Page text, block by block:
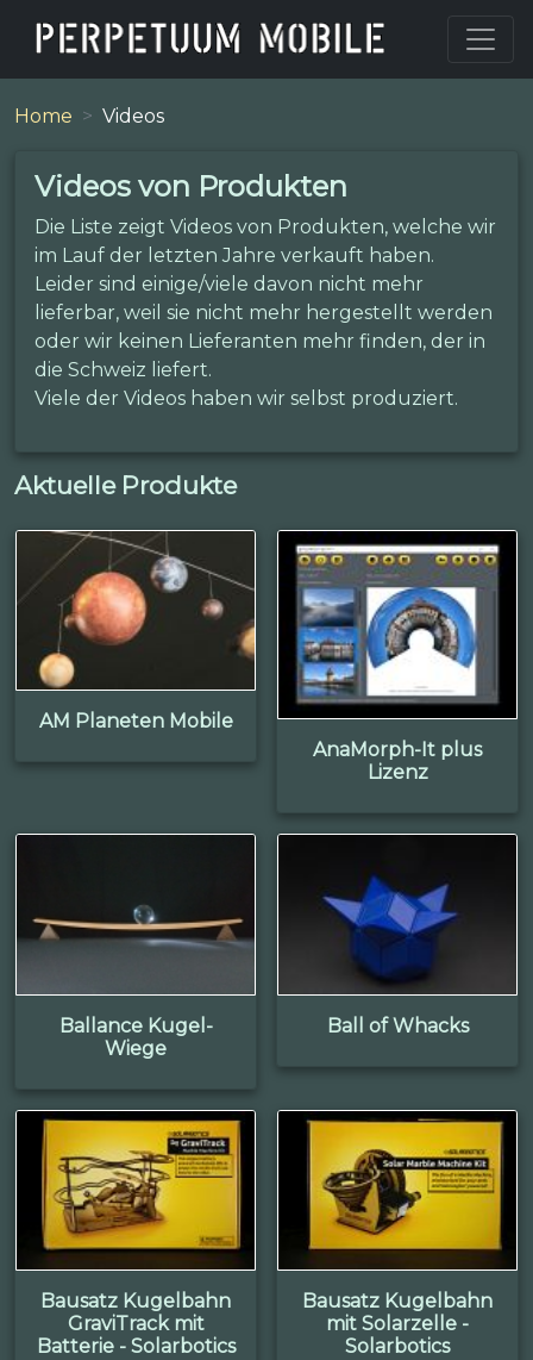
Home Videos
Videos von Produkten
Die Liste zeigt Videos von Produkten, welche wir
im Lauf der letzten Jahre verkauft haben.
Leider sind einige/viele davon nicht mehr
lieferbar, weil sie nicht mehr hergestellt werden
oder wir keinen Lieferanten mehr finden, der in
die Schweiz liefert.
Viele der Videos haben wir selbst produziert.
Aktuelle Produkte
AM Planeten Mobile
AnaMorph-It plus
Lizenz
Ballance Kugel-
Wiege
Ball of Whacks
Bausatz Kugelbahn
GraviTrack mit
Batterie - Solarbotics
Bausatz Kugelbahn
mit Solarzelle -
Solarbotics